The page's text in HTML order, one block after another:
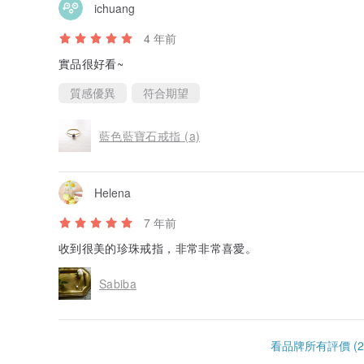
ichuang
4 年前
實品很好看~
質感優異
符合期望
藍色藍寶石戒指 (a)
Helena
7 年前
收到很美的珍珠戒指，非常非常喜愛。
Sabiba
看品牌所有評價